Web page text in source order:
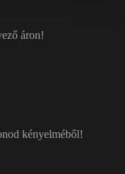
áron!
kényelméből!